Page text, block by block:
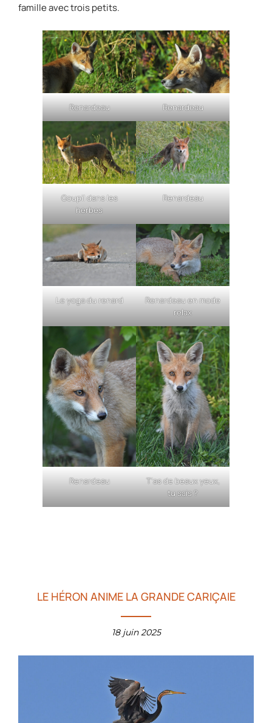
famille avec trois petits.
Renardeau Renardeau
Goupil dans les
herbes
Renardeau
Le yoga du renard
Renardeau en mode
relax
Renardeau
T’as de beaux yeux,
tu sais ?
LE HÉRON ANIME LA GRANDE CARIÇAIE
18 juin 2025